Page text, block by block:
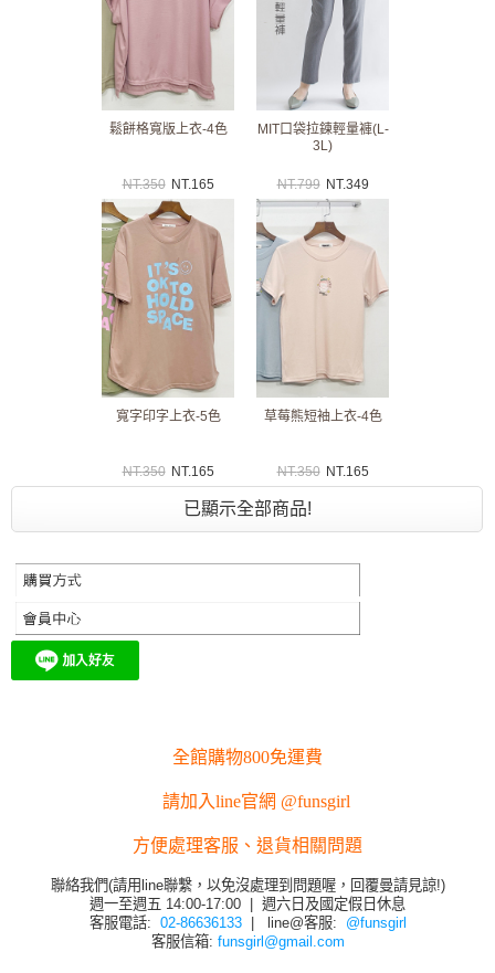
鬆餅格寬版上衣-4色
NT.350 NT. 165
MIT口袋拉鍊輕量褲(L-
3L)
NT.799 NT.349
寬字印字上衣-5色
NT.350 NT. 165
草莓熊短袖上衣-4色
NT.350 NT. 165
已顯示全部商品!
全館購物800免運費
請加入line官網 @funsgirl
方便處理客服、退貨相關問題
聯絡我們(請用line聯繫，以免沒處理到問題喔，回覆曼請見諒!)
週一至週五 14:00-17:00 | 週六日及國定假日休息
客服電話: 02-86636133| line@客服: @funsgirl
客服信箱: funsgirl@gmail.com